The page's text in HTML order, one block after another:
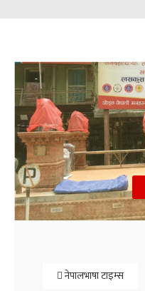
नेपालभाषा टाइम्स